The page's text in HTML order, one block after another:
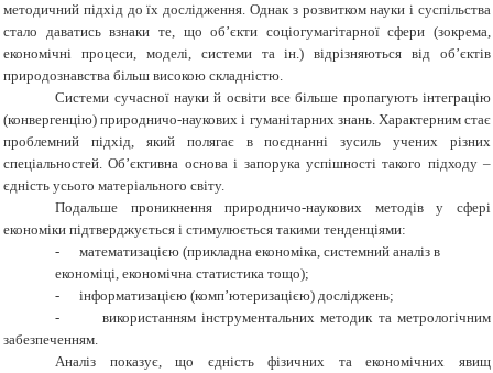
методичний підхід до їх дослідження. Однак з розвитком науки і суспільства
стало даватись взнаки те, щооб’єкти соціогумагітарної сфери (зокрема,
економічні процеси, моделі, системи та ін.) відрізняються від об’єктів
природознавства більш високою складністю.
Системи сучасної науки й освіти все більше пропагують інтеграцію
(конвергенцію) природничо-наукових і гуманітарних знань. Характерним стає
проблемний підхід, який полягає в поєднанні зусиль учених різних
спеціальностей. Об’єктивна основа і запорука успішності такого підходу –
єдність усього матеріального світу.
Подальше проникнення природничо-наукових методів у сфері
економіки підтверджується і стимулюється такими тенденціями:
-
математизацією (прикладна економіка, системний аналіз в
економіці, економічна статистика тощо);
-
інформатизацією (комп’ютеризацією) досліджень;
-
використанням інструментальних методик та метрологічним
забезпеченням.
Аналіз показує, що єдність фізичних та економічних явищ